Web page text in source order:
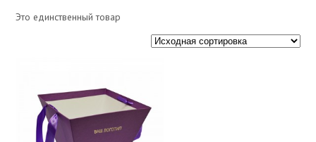
Это единственный товар